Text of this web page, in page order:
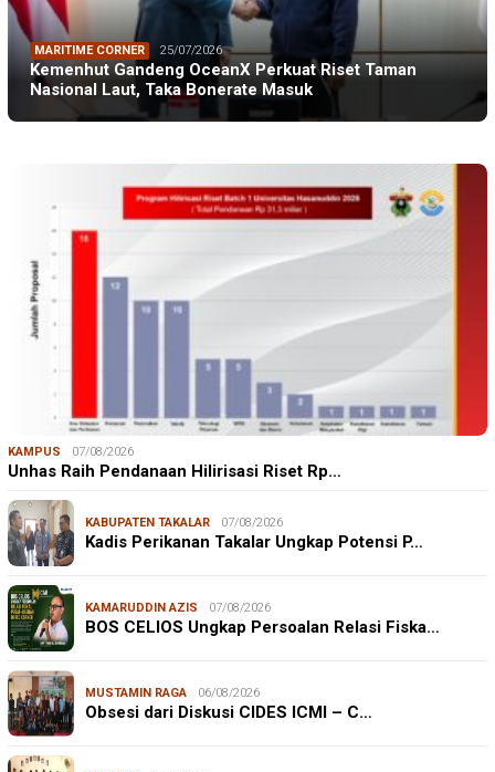
MARITIME CORNER 25/07/2026
Kemenhut Gandeng OceanX Perkuat Riset Taman
Nasional Laut, Taka Bonerate Masuk
KAMPUS 07/08/2026
Unhas Raih Pendanaan Hilirisasi Riset Rp…
KABUPATEN TAKALAR 07/08/2026
Kadis Perikanan Takalar Ungkap Potensi P…
KAMARUDDIN AZIS 07/08/2026
BOS CELIOS Ungkap Persoalan Relasi Fiska…
MUSTAMIN RAGA 06/08/2026
Obsesi dari Diskusi CIDES ICMI – C…